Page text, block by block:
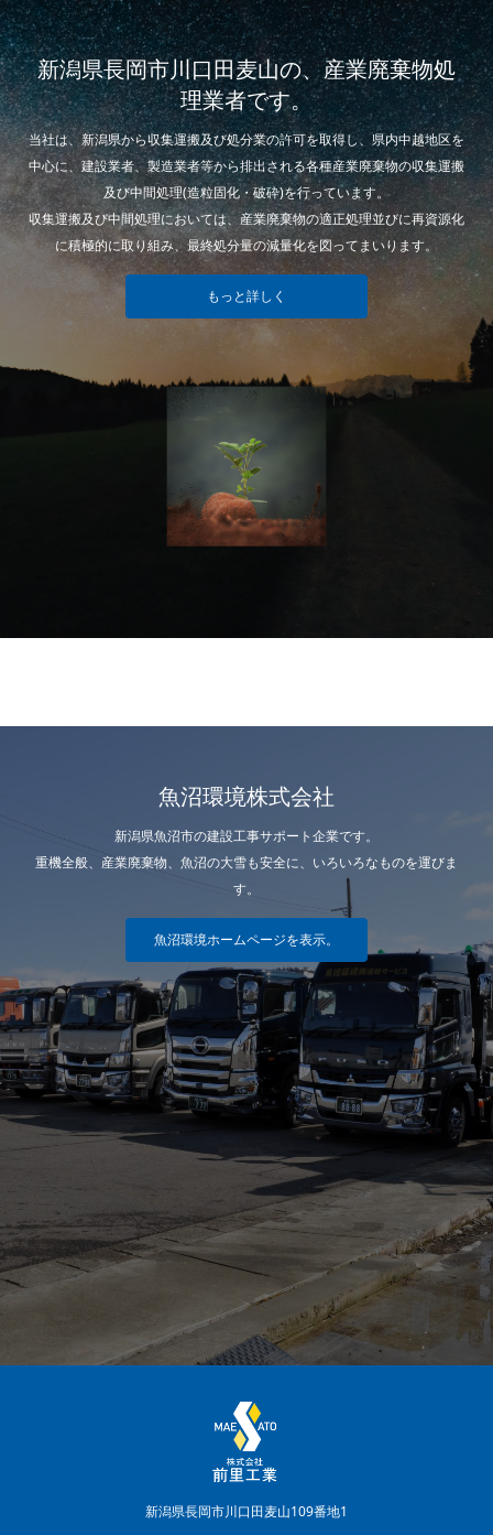
新潟県長岡市川口田麦山の、産業廃棄物処
理業者です。
当社は、新潟県から収集運搬及び処分業の許可を取得し、県内中越地区を
中心に、建設業者、製造業者等から排出される各種産業廃棄物の収集運搬
及び中間処理(造粒固化・破砕)を行っています。
収集運搬及び中間処理においては、産業廃棄物の適正処理並びに再資源化
に積極的に取り組み、最終処分量の減量化を図ってまいります。
もっと詳しく
魚沼環境株式会社
新潟県魚沼市の建設工事サポート企業です。
重機全般、産業廃棄物、魚沼の大雪も安全に、いろいろなものを運びま
す。
魚沼環境ホームページを表示。
新潟県長岡市川口田麦山109番地1